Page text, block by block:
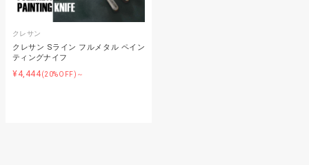
クレサン
クレサン Sライン フルメタル ペイン
ティングナイフ
¥4,444(20%OFF)～